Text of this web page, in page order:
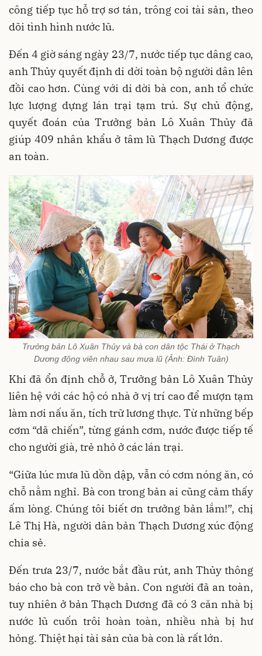
công tiếp tục hỗ trợ sơ tán, trông coi tài sản, theo
dõi tình hình nước lũ.
Đến 4 giờ sáng ngày 23/7, nước tiếp tục dâng cao,
anh Thủy quyết định di dời toàn bộ người dân lên
đồi cao hơn. Cùng với di dời bà con, anh tổ chức
lực lượng dựng lán trại tạm trú. Sự chủ động,
quyết đoán của Trưởng bản Lô Xuân Thủy đã
giúp 409 nhân khẩu ở tâm lũ Thạch Dương được
an toàn.
Trưởng bản Lô Xuân Thủy và bà con dân tộc Thái ở Thạch
Dương động viên nhau sau mưa lũ (Ảnh: Đình Tuân)
Khi đã ổn định chỗ ở, Trưởng bản Lô Xuân Thủy
liên hệ với các hộ có nhà ở vị trí cao để mượn tạm
làm nơi nấu ăn, tích trữ lương thực. Từ những bếp
cơm “dã chiến”, từng gánh cơm, nước được tiếp tế
cho người già, trẻ nhỏ ở các lán trại.
“Giữa lúc mưa lũ dồn dập, vẫn có cơm nóng ăn, có
chỗ nằm nghỉ. Bà con trong bản ai cũng cảm thấy
ấm lòng. Chúng tôi biết ơn trưởng bản lắm!”, chị
Lê Thị Hà, người dân bản Thạch Dương xúc động
chia sẻ.
Đến trưa 23/7, nước bắt đầu rút, anh Thủy thông
báo cho bà con trở về bản. Con người đã an toàn,
tuy nhiên ở bản Thạch Dương đã có 3 căn nhà bị
nước lũ cuốn trôi hoàn toàn, nhiều nhà bị hư
hỏng. Thiệt hại tài sản của bà con là rất lớn.